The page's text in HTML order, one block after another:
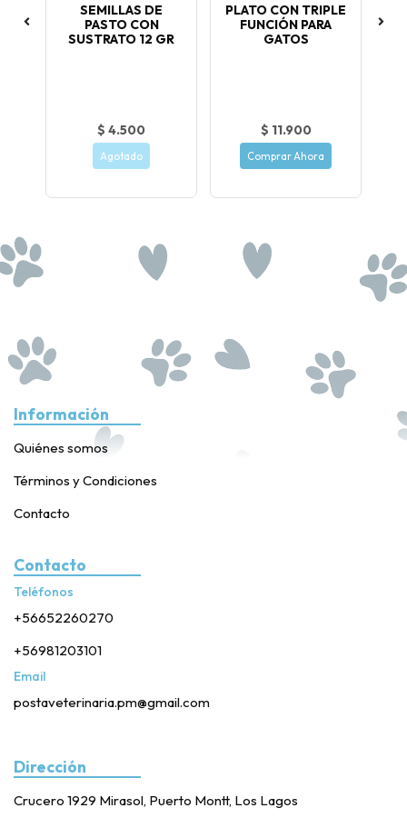
SEMILLAS DE
PASTO CON
SUSTRATO 12 GR
$ 4.500
Agotado
PLATO CON TRIPLE
FUNCIÓN PARA
GATOS
$ 11.900
Comprar Ahora
Información
Quiénes somos
Términos y Condiciones
Contacto
Contacto
Teléfonos
+56652260270
+56981203101
Email
postaveterinaria.pm@gmail.com
Dirección
Crucero 1929 Mirasol, Puerto Montt, Los Lagos